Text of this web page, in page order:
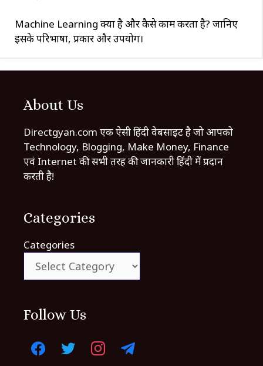
Machine Learning क्या है और कैसे काम करता है? जानिए
इसके परिभाषा, प्रकार और उपयोग।
About Us
Directgyan.com एक ऐसी हिंदी वेबसाइट है जो आपको
Technology, Blogging, Make Money, Finance
एवं Internet की सभी तरह की जानकारी हिंदी में प्रदान
करती है!
Categories
Categories
Follow Us